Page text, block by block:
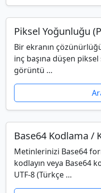
Piksel Yoğunluğu
Bir ekranın
inç başına düşen piksel
görüntü …
Base64 Kodlama /
Metinlerinizi Base64
kodlayın veya Base64
UTF-8 (Türkçe …